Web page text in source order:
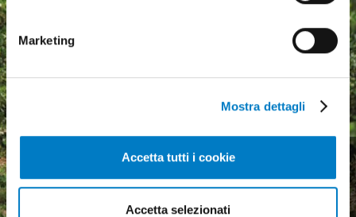
Marketing
Mostra dettagli
Accetta tutti i cookie
Accetta selezionati
Macchine agricole, mercato
in crescita ma pesa
l'incertezza economica